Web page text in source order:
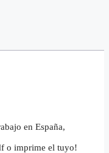
en España,
o imprime el tuyo!